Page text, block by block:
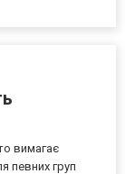
вимагає
певних груп